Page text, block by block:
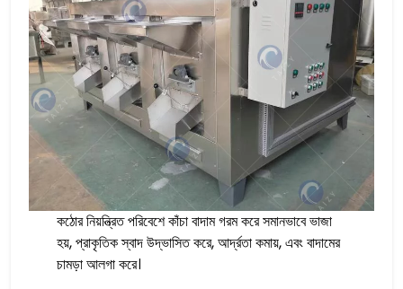
কঠোর নিয়ন্ত্রিত পরিবেশে কাঁচা বাদাম গরম করে সমানভাবে ভাজা
হয়, প্রাকৃতিক স্বাদ উদ্ভাসিত করে, আর্দ্রতা কমায়, এবং বাদামের
চামড়া আলগা করে।